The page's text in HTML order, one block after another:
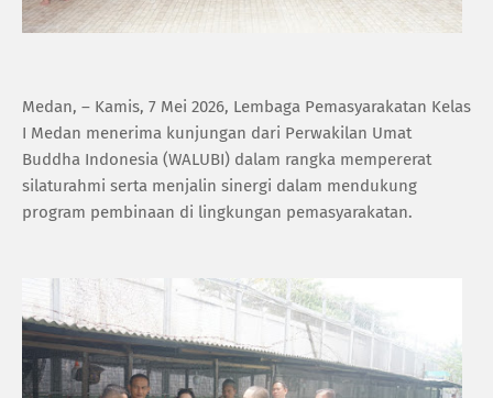
Medan, – Kamis, 7 Mei 2026, Lembaga Pemasyarakatan Kelas
I Medan menerima kunjungan dari Perwakilan Umat
Buddha Indonesia (WALUBI) dalam rangka mempererat
silaturahmi serta menjalin sinergi dalam mendukung
program pembinaan di lingkungan pemasyarakatan.